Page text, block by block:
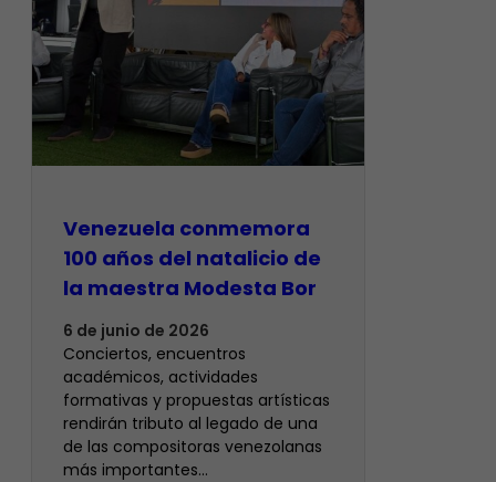
Venezuela conmemora
100 años del natalicio de
la maestra Modesta Bor
6 de junio de 2026
Conciertos, encuentros
académicos, actividades
formativas y propuestas artísticas
rendirán tributo al legado de una
de las compositoras venezolanas
más importantes…